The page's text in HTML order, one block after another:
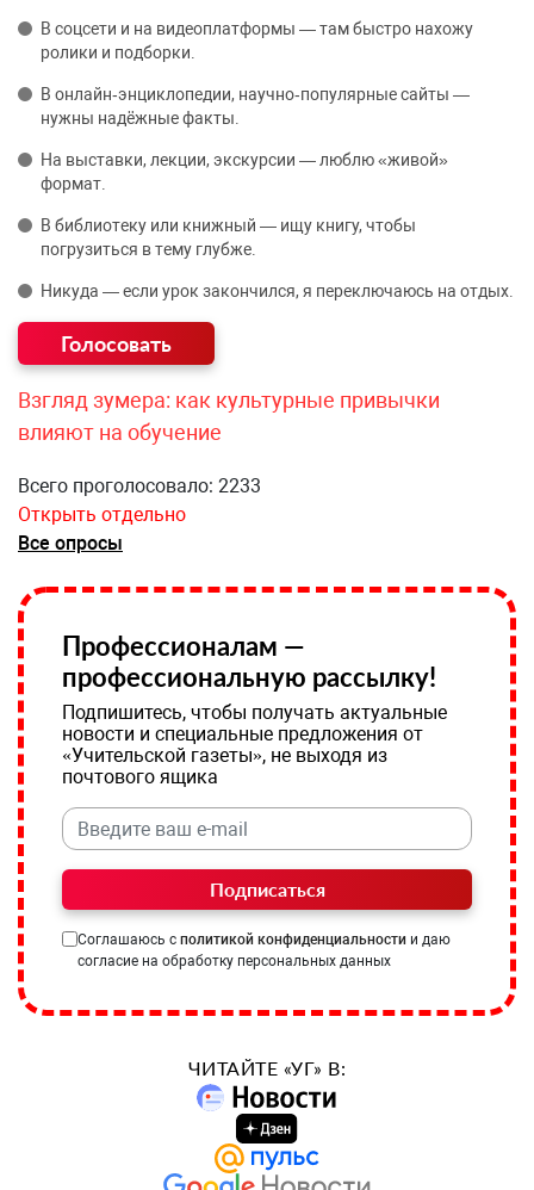
В соцсети и на видеоплатформы — там быстро нахожу
ролики и подборки.
В онлайн‑энциклопедии, научно‑популярные сайты —
нужны надёжные факты.
На выставки, лекции, экскурсии — люблю «живой»
формат.
В библиотеку или книжный — ищу книгу, чтобы
погрузиться в тему глубже.
Никуда — если урок закончился, я переключаюсь на отдых.
Взгляд зумера: как культурные привычки
влияют на обучение
Всего проголосовало: 2233
Открыть отдельно
Все опросы
Профессионалам —
профессиональную рассылку!
Подпишитесь, чтобы получать актуальные
новости и специальные предложения от
«Учительской газеты», не выходя из
почтового ящика
Подписаться
Соглашаюсь с политикой конфиденциальности и даю
согласие на обработку персональных данных
ЧИТАЙТЕ «УГ» В: